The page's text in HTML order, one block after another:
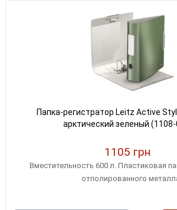
Папка-регистратор Leitz Active
арктический зеленый
1105 грн
Вместительность 600 л. Пластиковая
отполированного